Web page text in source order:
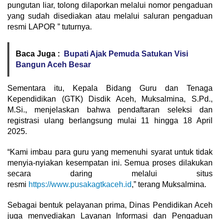
pungutan liar, tolong dilaporkan melalui nomor pengaduan
yang sudah disediakan atau melalui saluran pengaduan
resmi LAPOR ” tuturnya.
Baca Juga :
Bupati Ajak Pemuda Satukan Visi
Bangun Aceh Besar
Sementara itu, Kepala Bidang Guru dan Tenaga
Kependidikan (GTK) Disdik Aceh, Muksalmina, S.Pd.,
M.Si., menjelaskan bahwa pendaftaran seleksi dan
registrasi ulang berlangsung mulai 11 hingga 18 April
2025.
“Kami imbau para guru yang memenuhi syarat untuk tidak
menyia-nyiakan kesempatan ini. Semua proses dilakukan
secara daring melalui situs
resmi https://www.pusakagtkaceh.id,” terang Muksalmina.
Sebagai bentuk pelayanan prima, Dinas Pendidikan Aceh
juga menyediakan Layanan Informasi dan Pengaduan